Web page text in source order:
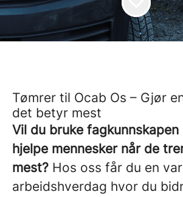
Tømrer til Ocab Os – Gjør
det betyr mest
Vil du bruke
hjelpe mennesker når de
mest? Hos oss får du en
arbeidshverdag hvor du